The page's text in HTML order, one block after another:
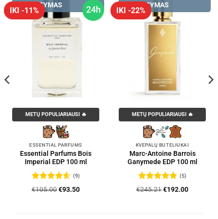
24h
IKI -11%
PRISTATYMAS
METŲ POPULIARIAUSI 🔥
ESSENTIAL PARFUMS
Essential Parfums Bois
Imperial EDP 100 ml
Įvertinimas:
(9)
€105.00Original
€93.50Current
IKI -22%
PRISTATYMAS
METŲ POPULIARIAUSI 🔥
KVEPALŲ BUTELIUKAI
Marc-Antoine Barrois
Ganymede EDP 100 ml
Įvertinimas:
(5)
€245.21Original
€192.00Current